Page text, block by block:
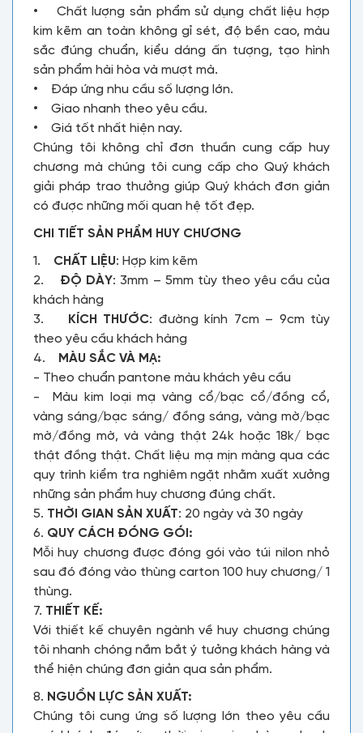
• Chất lượng sản phẩm sử dụng chất liệu hợp
kim kẽm an toàn không gỉ sét, độ bền cao, màu
sắc đúng chuẩn, kiểu dáng ấn tượng, tạo hình
sản phẩm hài hòa và mượt mà.
• Đáp ứng nhu cầu số lượng lớn.
• Giao nhanh theo yêu cầu.
• Giá tốt nhất hiện nay.
Chúng tôi không chỉ đơn thuần cung cấp huy
chương mà chúng tôi cung cấp cho Quý khách
giải pháp trao thưởng giúp Quý khách đơn giản
có được những mối quan hệ tốt đẹp.
CHI TIẾT SẢN PHẨM HUY CHƯƠNG
1. CHẤT LIỆU: Hợp kim kẽm
2. ĐỘ DÀY: 3mm – 5mm tùy theo yêu cầu của
khách hàng
3.
KÍCH THƯỚC: đường kính 7cm – 9cm tùy
theo yêu cầu khách hàng
4.
MÀU SẮC VÀ MẠ:
- Theo chuẩn pantone màu khách yêu cầu
- Màu kim loại mạ vàng cổ/bạc cổ/đồng cổ,
vàng sáng/bạc sáng/ đồng sáng, vàng mờ/bạc
mờ/đồng mờ, và vàng thật 24k hoặc 18k/ bạc
thật đồng thật. Chất liệu mạ mịn màng qua các
quy trình kiểm tra nghiêm ngặt nhằm xuất xưởng
những sản phẩm huy chương đúng chất.
5. THỜI GIAN SẢN XUẤT: 20 ngày và 30 ngày
6. QUY CÁCH ĐÓNG GÓI:
Mỗi huy chương được đóng gói vào túi nilon nhỏ
sau đó đóng vào thùng carton 100 huy chương/ 1
thùng.
7. THIẾT KẾ:
Với thiết kế chuyên ngành về huy chương chúng
tôi nhanh chóng nắm bắt ý tưởng khách hàng và
thể hiện chúng đơn giản qua sản phẩm.
8. NGUỒN LỰC SẢN XUẤT:
Chúng tôi cung ứng số lượng lớn theo yêu cầu